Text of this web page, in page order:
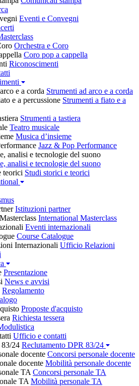
Eventi e Convegni
Orchestra e Coro
Coro pop a cappella
Riconoscimenti
e a corda Strumenti ad arco e a corda
e a percussione Strumenti a fiato e a
Strumenti a tastiera
Teatro musicale
Musica d’insieme
Jazz & Pop Performance
analisi e tecnologie del suono
analisi e tecnologie del suono
teorici Studi storici e teorici
Istituzioni partner
International Masterclass
Eventi internazionali
Course Catalogue
Internazionali Ufficio Relazioni
Presentazione
News e avvisi
Regolamento
Proposte d'acquisto
Richiesta tessera
Ufficio e contatti
24 Reclutamento DPR 83/24
docente Concorsi personale docente
docente Mobilità personale docente
TA Concorsi personale TA
TA Mobilità personale TA